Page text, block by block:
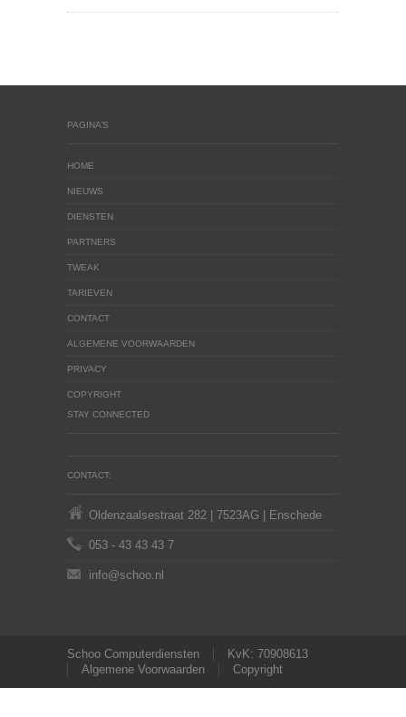
PAGINA’S
HOME
NIEUWS
DIENSTEN
PARTNERS
TWEAK
TARIEVEN
CONTACT
ALGEMENE VOORWAARDEN
PRIVACY
COPYRIGHT
STAY CONNECTED
CONTACT:
Oldenzaalsestraat 282 | 7523AG | Enschede
053 - 43 43 43 7
info@schoo.nl
Schoo Computerdiensten
KvK: 70908613
Algemene Voorwaarden
Copyright